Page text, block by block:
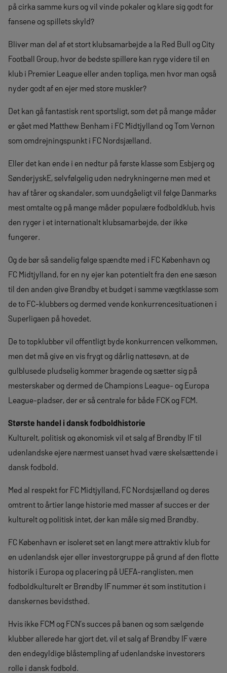
på cirka samme kurs og vil vinde pokaler og klare sig godt for
fansene og spillets skyld?
Bliver man del af et stort klubsamarbejde a la Red Bull og City
Football Group, hvor de bedste spillere kan ryge videre til en
klub i Premier League eller anden topliga, men hvor man også
nyder godt af en ejer med store muskler?
Det kan gå fantastisk rent sportsligt, som det på mange måder
er gået med Matthew Benham i FC Midtjylland og Tom Vernon
som omdrejningspunkt i FC Nordsjælland.
Eller det kan ende i en nedtur på første klasse som Esbjerg og
SønderjyskE, selvfølgelig uden nedrykningerne men med et
hav af tårer og skandaler, som uundgåeligt vil følge Danmarks
mest omtalte og på mange måder populære fodboldklub, hvis
den ryger i et internationalt klubsamarbejde, der ikke
fungerer.
Og de bør så sandelig følge spændte med i FC København og
FC Midtjylland, for en ny ejer kan potentielt fra den ene sæson
til den anden give Brøndby et budget i samme vægtklasse som
de to FC-klubbers og dermed vende konkurrencesituationen i
Superligaen på hovedet.
De to topklubber vil offentligt byde konkurrencen velkommen,
men det må give en vis frygt og dårlig nattesøvn, at de
gulblusede pludselig kommer bragende og sætter sig på
mesterskaber og dermed de Champions League- og Europa
League-pladser, der er så centrale for både FCK og FCM.
Største handel i dansk fodboldhistorie
Kulturelt, politisk og økonomisk vil et salg af Brøndby IF til
udenlandske ejere nærmest uanset hvad være skelsættende i
dansk fodbold.
Med al respekt for FC Midtjylland, FC Nordsjælland og deres
omtrent to årtier lange historie med masser af succes er der
kulturelt og politisk intet, der kan måle sig med Brøndby.
FC København er isoleret set en langt mere attraktiv klub for
en udenlandsk ejer eller investorgruppe på grund af den flotte
historik i Europa og placering på UEFA-ranglisten, men
fodboldkulturelt er Brøndby IF nummer ét som institution i
danskernes bevidsthed.
Hvis ikke FCM og FCN’s succes på banen og som sælgende
klubber allerede har gjort det, vil et salg af Brøndby IF være
den endegyldige blåstempling af udenlandske investorers
rolle i dansk fodbold.